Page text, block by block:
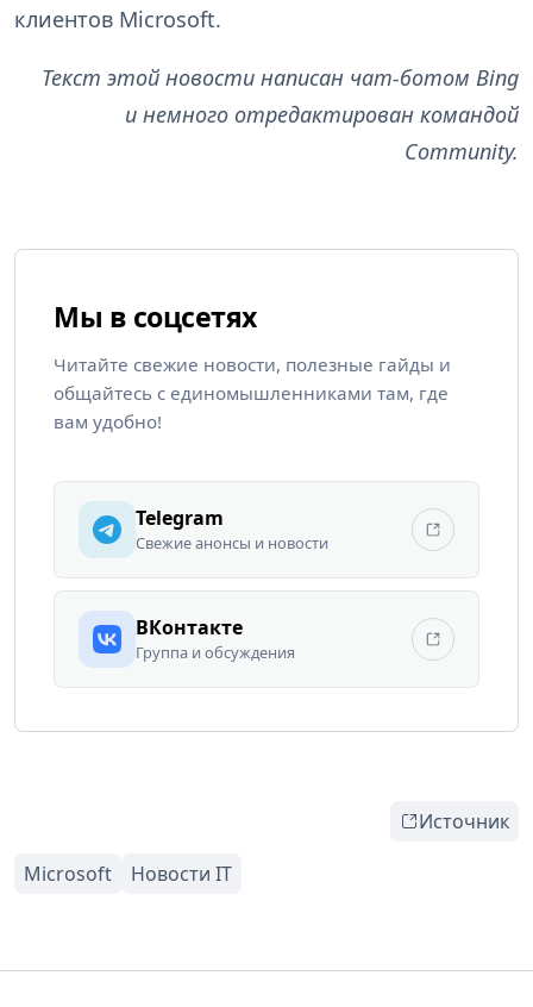
клиентов Microsoft.
Текст этой новости написан чат-ботом Bing
и немного отредактирован командой
Community.
Мы в соцсетях
Читайте свежие новости, полезные гайды и
общайтесь с единомышленниками там, где
вам удобно!
Telegram
Свежие анонсы и новости
ВКонтакте
Группа и обсуждения
Источник